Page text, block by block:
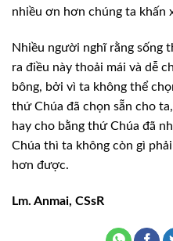
nhiều ơn hơn chúng ta khấn
Nhiều người nghĩ rằng sống
ra điều này thoải mái và dễ
bông, bởi vì ta không thể
thứ Chúa đã chọn sẵn cho
hay cho bằng thứ Chúa đã
Chúa thì ta không còn gì
hơn được.
Lm. Anmai, CSsR